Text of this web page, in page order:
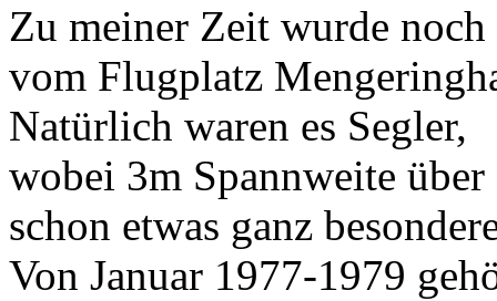
Zu meiner Zeit wurde
vom Flugplatz
Natürlich waren es Segler,
wobei 3m Spannweite über
schon etwas ganz
Von Januar 1977-1979